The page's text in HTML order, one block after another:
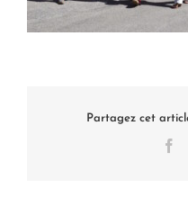
Partagez cet